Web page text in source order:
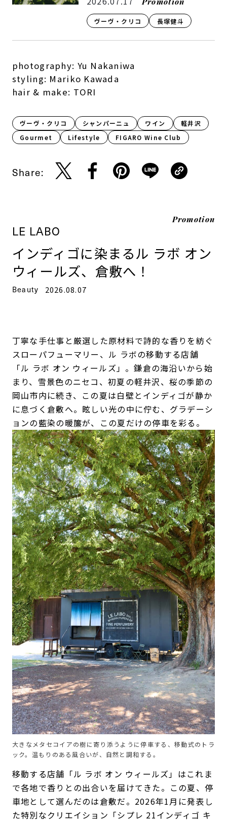
ヴーヴ・クリコ 長塚健斗
photography: Yu Nakaniwa
styling: Mariko Kawada
hair & make: TORI
ヴーヴ・クリコ シャンパーニュ ワイン
軽井沢
Gourmet
Lifestyle​ FIGARO Wine Club
Share:
Promotion
LE LABO
インディゴに染まるル ラボ オン
ウィールズ、倉敷へ！
Beauty 2026.08.07
丁寧な手仕事と厳選した原材料で詩的な香りを紡ぐ
スローパフューマリー、ル ラボの移動する店舗
「ル ラボ オン ウィールズ」。鎌倉の海沿いから始
まり、雪景色のニセコ、初夏の軽井沢、桜の季節の
岡山市内に続き、この夏は白壁とインディゴが静か
に息づく倉敷へ。眩しい光の中に佇む、グラデーシ
ョンの藍染の暖簾が、この夏だけの停車を彩る。
大きなメタセコイアの樹に寄り添うように停車する、移動式のトラ
ック。温もりのある風合いが、自然と調和する。
移動する店舗「ル ラボ オン ウィールズ」はこれま
で各地で香りとの出合いを届けてきた。この夏、停
車地として選んだのは倉敷だ。2026年1月に発表し
た特別なクリエイション「シプレ 21インディゴ キ